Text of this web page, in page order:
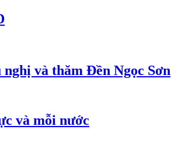
và thăm Đền Ngọc Sơn
và mỗi nước